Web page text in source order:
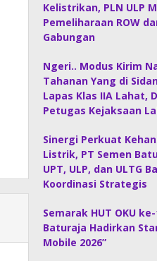
Kelistrikan, PLN ULP
Pemeliharaan ROW
Gabungan
Ngeri.. Modus Kirim
Tahanan Yang di
Lapas Klas IIA Lahat,
Petugas Kejaksaan
Sinergi Perkuat
Listrik, PT Semen
UPT, ULP, dan ULTG
Koordinasi Strategis
Semarak HUT OKU ke-
Baturaja Hadirkan
Mobile 2026”